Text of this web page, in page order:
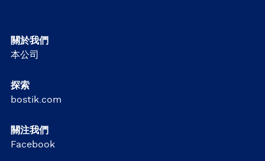
關於我們
本公司
探索
bostik.com
關注我們
Facebook